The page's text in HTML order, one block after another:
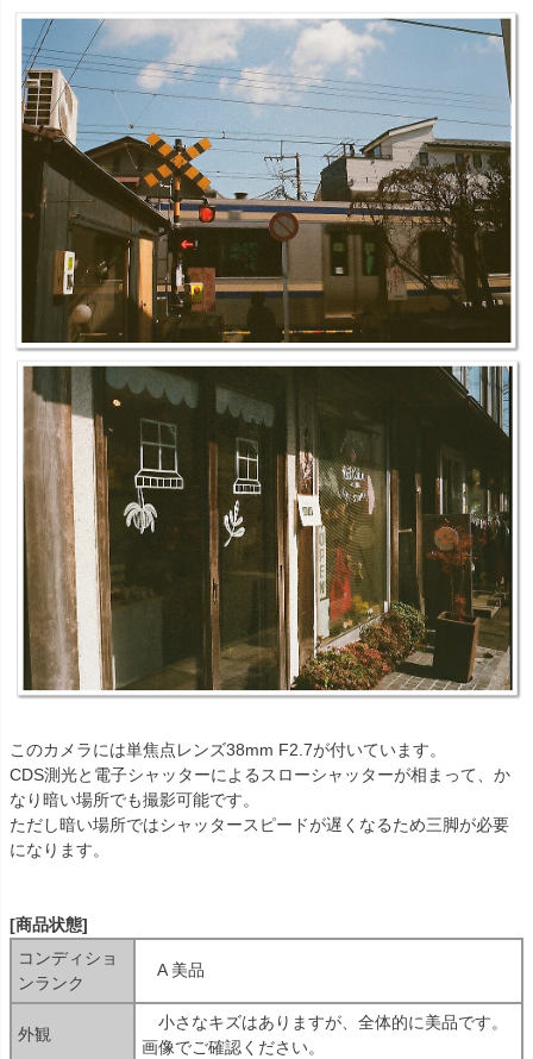
このカメラには単焦点レンズ38mm F2.7が付いています。
CDS測光と電子シャッターによるスローシャッターが相まって、か
なり暗い場所でも撮影可能です。
ただし暗い場所ではシャッタースピードが遅くなるため三脚が必要
になります。
[商品状態]
コンディショ
ンランク
A 美品
外観
小さなキズはありますが、全体的に美品です。
画像でご確認ください。